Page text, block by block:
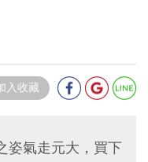
入收藏
姿氣走元大，買下